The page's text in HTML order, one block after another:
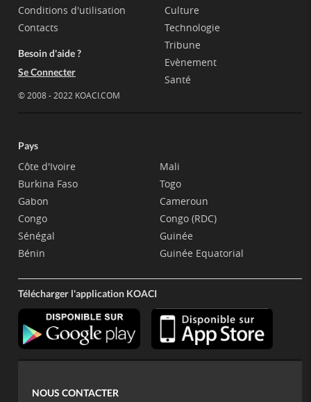
Conditions d'utilisation
Contacts
Besoin d'aide ?
Se Connecter
© 2008 - 2022 KOACI.COM
Culture
Technologie
Tribune
Evènement
Santé
Pays
Côte d'Ivoire
Burkina Faso
Gabon
Congo
Sénégal
Bénin
Mali
Togo
Cameroun
Congo (RDC)
Guinée
Guinée Equatorial
Télécharger l'application KOACI
NOUS CONTACTER